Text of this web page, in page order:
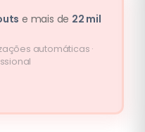
e mais de 22 mil
automáticas ·